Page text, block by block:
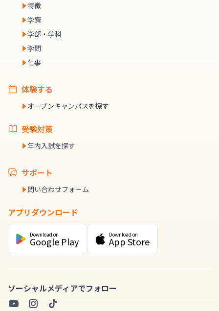
特徴
学費
学部・学科
学問
仕事
体験する
オープンキャンパスを探す
受験対策
年内入試を探す
サポート
問い合わせフォーム
アプリダウンロード
Download on
Google Play
Download on
App Store
ソーシャルメディアでフォロー